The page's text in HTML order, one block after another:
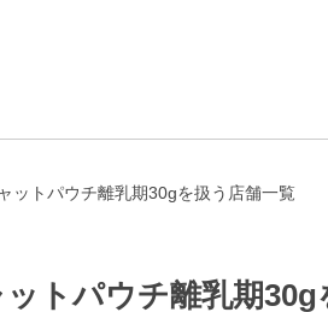
ットパウチ離乳期30gを扱う店舗一覧
トパウチ離乳期30g